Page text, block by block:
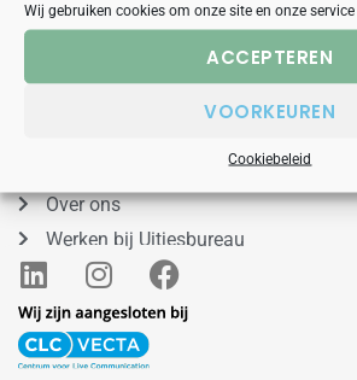
Wij gebruiken cookies om onze site en onze
ACCEPTEREN
VOORKEUREN
Cookiebeleid
Uitjesbureau
Wilgenweg 10a
1031HV Amsterdam Noord
Over ons
Werken bij Uitjesbureau
L
i
n
k
I
n
s
t
F
a